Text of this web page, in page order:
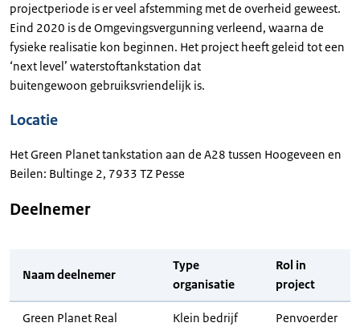
projectperiode is er veel afstemming met de overheid geweest.
Eind 2020 is de Omgevingsvergunning verleend, waarna de
fysieke realisatie kon beginnen. Het project heeft geleid tot een
‘next level’ waterstoftankstation dat
buitengewoon gebruiksvriendelijk is.
Locatie
Het Green Planet tankstation aan de A28 tussen Hoogeveen en
Beilen: Bultinge 2, 7933 TZ Pesse
Deelnemer
Naam deelnemer
Type
organisatie
Rol in
project
Green Planet Real
Klein bedrijf Penvoerder